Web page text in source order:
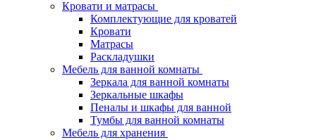
Кровати и матрасы
Комплектующие для кроватей
Кровати
Матрасы
Раскладушки
Мебель для ванной комнаты
Зеркала для ванной комнаты
Зеркальные шкафы
Пеналы и шкафы для ванной
Тумбы для ванной комнаты
Мебель для хранения